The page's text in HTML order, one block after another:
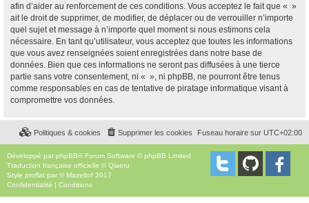
afin d’aider au renforcement de ces conditions. Vous acceptez le fait que « »
ait le droit de supprimer, de modifier, de déplacer ou de verrouiller n’importe
quel sujet et message à n’importe quel moment si nous estimons cela
nécessaire. En tant qu’utilisateur, vous acceptez que toutes les informations
que vous avez renseignées soient enregistrées dans notre base de
données. Bien que ces informations ne seront pas diffusées à une tierce
partie sans votre consentement, ni « », ni phpBB, ne pourront être tenus
comme responsables en cas de tentative de piratage informatique visant à
compromettre vos données.
Fuseau horaire sur UTC+02:00
Supprimer les cookies
Politiques & cookies
Développé par phpBB® Forum Software © phpBB Limited
Traduction française officielle ©Qiaeru
Style proflat par © Mazeltof 2017
Confidentialité | Conditions